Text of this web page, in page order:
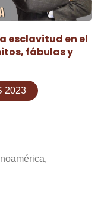
esclavitud en el
fábulas y
2023